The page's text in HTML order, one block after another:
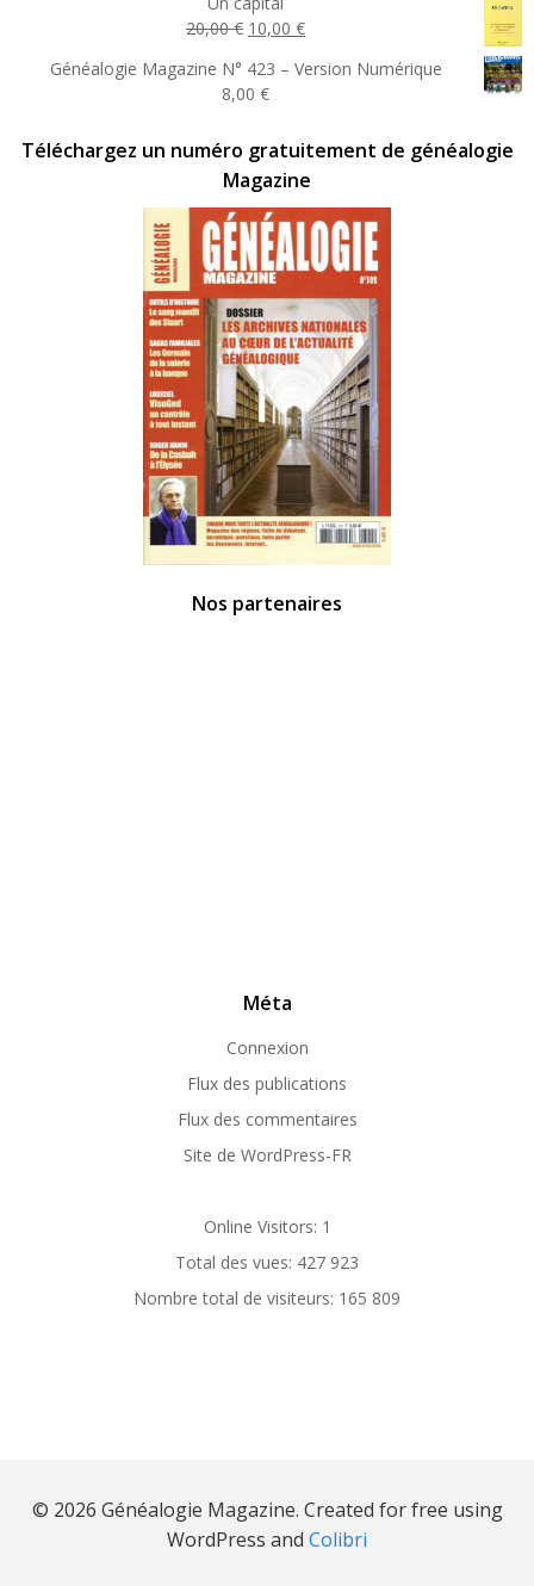
20,00€ Le
initial
était :
10,00 €Le
actuel
Généalogie Magazine N° 423 – Version Numérique
8,00 €
Téléchargez un numéro gratuitement de généalogie
Magazine
Nos partenaires
Méta
Connexion
Flux des publications
Flux des commentaires
Site de WordPress-FR
Online Visitors: 1
Total des vues: 427 923
Nombre total de visiteurs: 165 809
© 2026 Généalogie Magazine. Created for free using
WordPress and Colibri